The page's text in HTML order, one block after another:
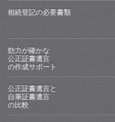
相続登記の必要書類
効力が確かな
公正証書遺言
の作成サポート
公正証書遺言と
自筆証書遺言
の比較